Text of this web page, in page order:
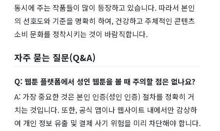
동시에 주는 작품들이 많이 등장하고 있습니다. 따라서 본인
의 선호도와 기준을 명확히 하여, 건강하고 주체적인 콘텐츠
소비 문화를 정착시키는 것이 바람직합니다.
자주 묻는 질문(Q&A)
Q: 웹툰 플랫폼에서 성인 웹툰을 볼 때 주의할 점은 없나요?
A: 가장 중요한 것은 본인 인증(성인 인증) 절차를 정확히 거
치는 것입니다. 또한, 공식 앱이나 웹사이트 내에서만 감상하
여 개인 정보 유출 및 결제 사기 위험을 미리 차단해야 합니다.